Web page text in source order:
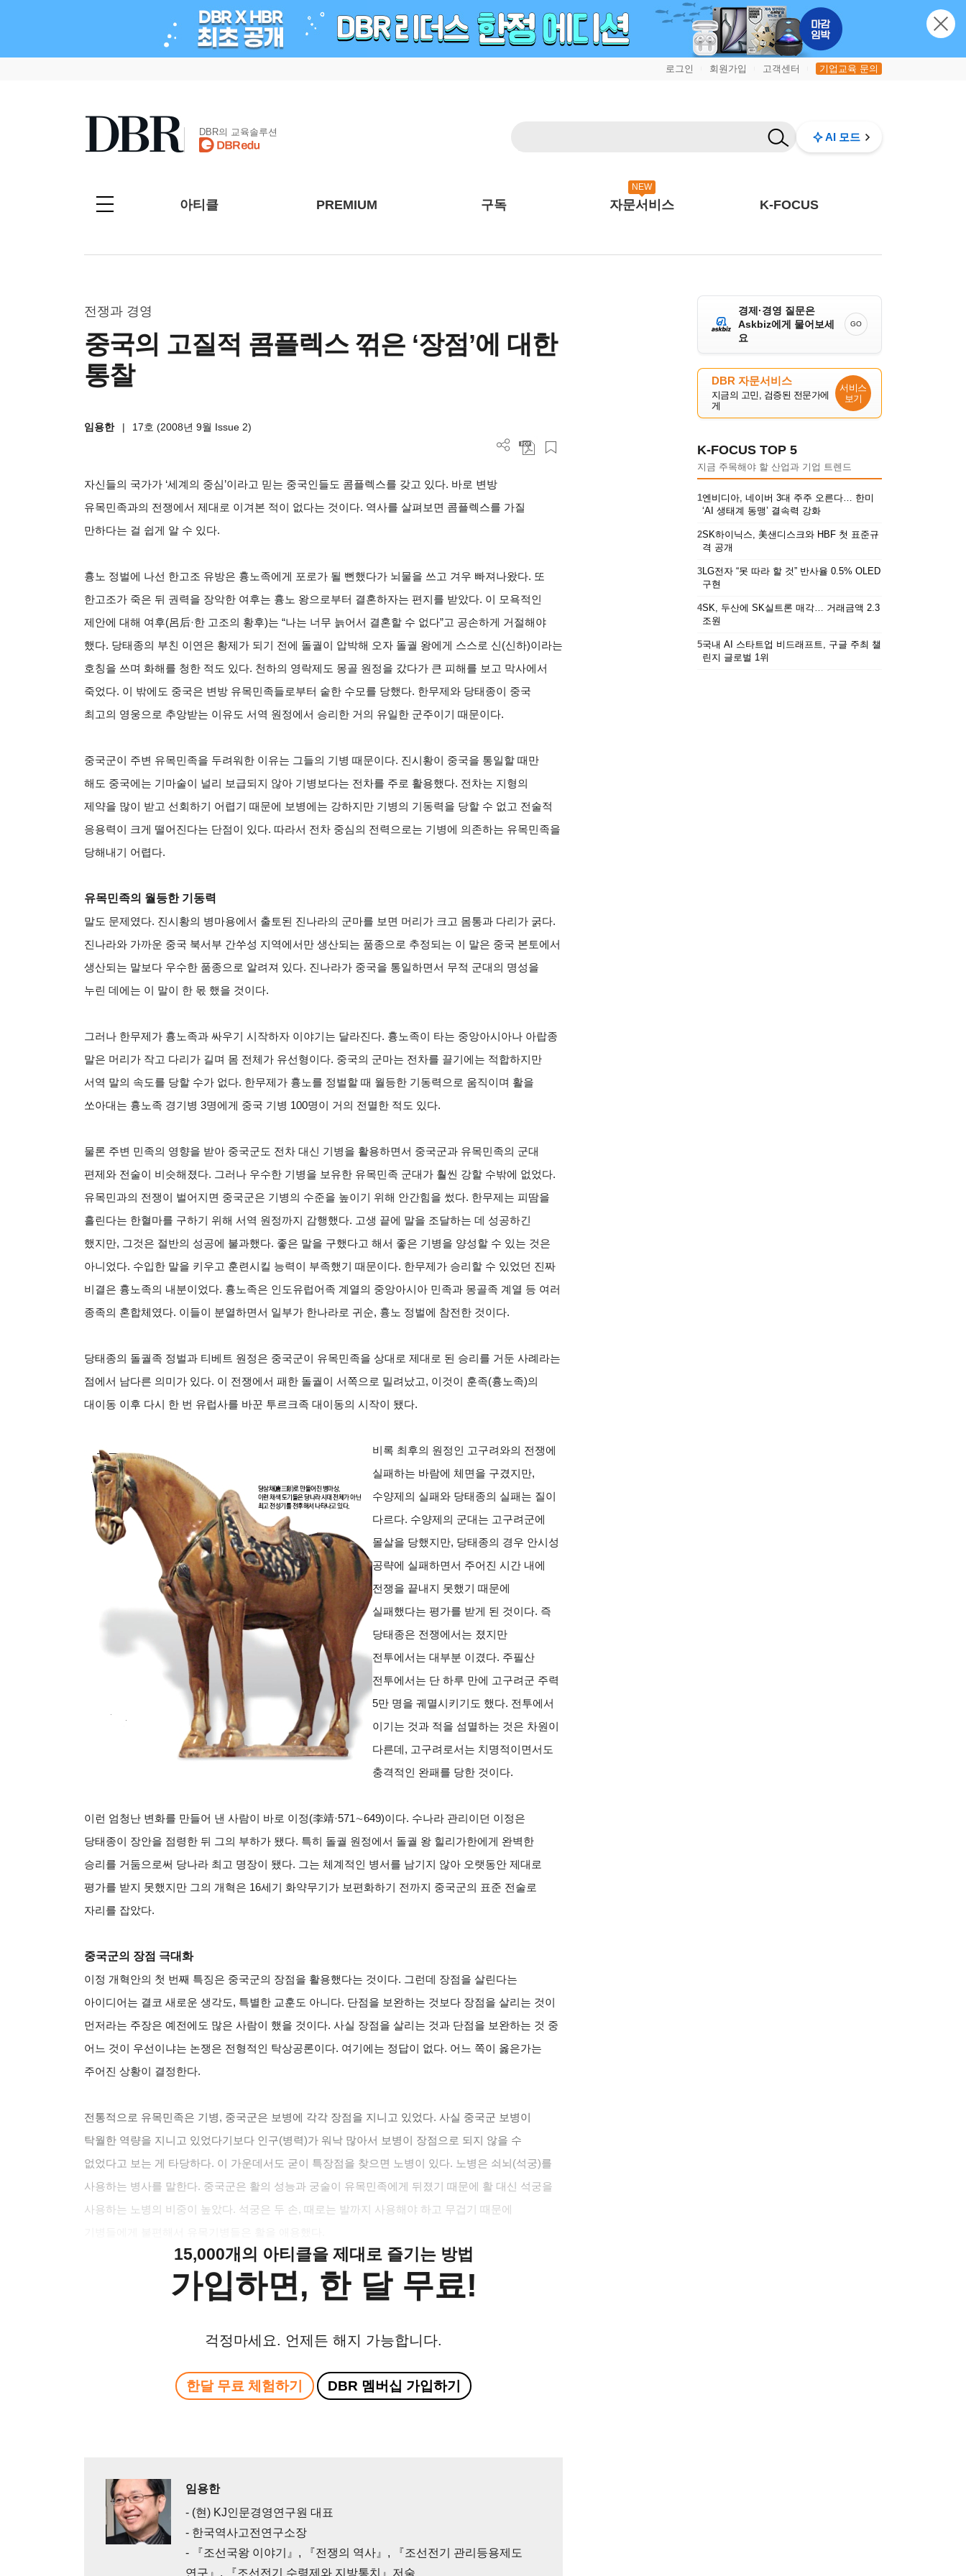
로그인 회원가입 고객센터 기업교육 문의
DBR의 교육솔루션 AI 모드
아티클 PREMIUM 구독
NEW
자문서비스 K-FOCUS
전쟁과 경영
중국의 고질적 콤플렉스 꺾은 ‘장점’에 대한
통찰
임용한 | 17호 (2008년 9월 Issue 2)
자신들의 국가가 ‘세계의 중심’이라고 믿는 중국인들도 콤플렉스를 갖고 있다. 바로 변방
유목민족과의 전쟁에서 제대로 이겨본 적이 없다는 것이다. 역사를 살펴보면 콤플렉스를 가질
만하다는 걸 쉽게 알 수 있다.
흉노 정벌에 나선 한고조 유방은 흉노족에게 포로가 될 뻔했다가 뇌물을 쓰고 겨우 빠져나왔다. 또
한고조가 죽은 뒤 권력을 장악한 여후는 흉노 왕으로부터 결혼하자는 편지를 받았다. 이 모욕적인
제안에 대해 여후(呂后·한 고조의 황후)는 “나는 너무 늙어서 결혼할 수 없다”고 공손하게 거절해야
했다. 당태종의 부친 이연은 황제가 되기 전에 돌궐이 압박해 오자 돌궐 왕에게 스스로 신(신하)이라는
호칭을 쓰며 화해를 청한 적도 있다. 천하의 영락제도 몽골 원정을 갔다가 큰 피해를 보고 막사에서
죽었다. 이 밖에도 중국은 변방 유목민족들로부터 숱한 수모를 당했다. 한무제와 당태종이 중국
최고의 영웅으로 추앙받는 이유도 서역 원정에서 승리한 거의 유일한 군주이기 때문이다.
중국군이 주변 유목민족을 두려워한 이유는 그들의 기병 때문이다. 진시황이 중국을 통일할 때만
해도 중국에는 기마술이 널리 보급되지 않아 기병보다는 전차를 주로 활용했다. 전차는 지형의
제약을 많이 받고 선회하기 어렵기 때문에 보병에는 강하지만 기병의 기동력을 당할 수 없고 전술적
응용력이 크게 떨어진다는 단점이 있다. 따라서 전차 중심의 전력으로는 기병에 의존하는 유목민족을
당해내기 어렵다.
유목민족의 월등한 기동력
말도 문제였다. 진시황의 병마용에서 출토된 진나라의 군마를 보면 머리가 크고 몸통과 다리가 굵다.
진나라와 가까운 중국 북서부 간쑤성 지역에서만 생산되는 품종으로 추정되는 이 말은 중국 본토에서
생산되는 말보다 우수한 품종으로 알려져 있다. 진나라가 중국을 통일하면서 무적 군대의 명성을
누린 데에는 이 말이 한 몫 했을 것이다.
그러나 한무제가 흉노족과 싸우기 시작하자 이야기는 달라진다. 흉노족이 타는 중앙아시아나 아랍종
말은 머리가 작고 다리가 길며 몸 전체가 유선형이다. 중국의 군마는 전차를 끌기에는 적합하지만
서역 말의 속도를 당할 수가 없다. 한무제가 흉노를 정벌할 때 월등한 기동력으로 움직이며 활을
쏘아대는 흉노족 경기병 3명에게 중국 기병 100명이 거의 전멸한 적도 있다.
물론 주변 민족의 영향을 받아 중국군도 전차 대신 기병을 활용하면서 중국군과 유목민족의 군대
편제와 전술이 비슷해졌다. 그러나 우수한 기병을 보유한 유목민족 군대가 훨씬 강할 수밖에 없었다.
유목민과의 전쟁이 벌어지면 중국군은 기병의 수준을 높이기 위해 안간힘을 썼다. 한무제는 피땀을
흘린다는 한혈마를 구하기 위해 서역 원정까지 감행했다. 고생 끝에 말을 조달하는 데 성공하긴
했지만, 그것은 절반의 성공에 불과했다. 좋은 말을 구했다고 해서 좋은 기병을 양성할 수 있는 것은
아니었다. 수입한 말을 키우고 훈련시킬 능력이 부족했기 때문이다. 한무제가 승리할 수 있었던 진짜
비결은 흉노족의 내분이었다. 흉노족은 인도유럽어족 계열의 중앙아시아 민족과 몽골족 계열 등 여러
종족의 혼합체였다. 이들이 분열하면서 일부가 한나라로 귀순, 흉노 정벌에 참전한 것이다.
당태종의 돌궐족 정벌과 티베트 원정은 중국군이 유목민족을 상대로 제대로 된 승리를 거둔 사례라는
점에서 남다른 의미가 있다. 이 전쟁에서 패한 돌궐이 서쪽으로 밀려났고, 이것이 훈족(흉노족)의
대이동 이후 다시 한 번 유럽사를 바꾼 투르크족 대이동의 시작이 됐다.
비록 최후의 원정인 고구려와의 전쟁에
실패하는 바람에 체면을 구겼지만,
수양제의 실패와 당태종의 실패는 질이
다르다. 수양제의 군대는 고구려군에
몰살을 당했지만, 당태종의 경우 안시성
공략에 실패하면서 주어진 시간 내에
전쟁을 끝내지 못했기 때문에
실패했다는 평가를 받게 된 것이다. 즉
당태종은 전쟁에서는 졌지만
전투에서는 대부분 이겼다. 주필산
전투에서는 단 하루 만에 고구려군 주력
5만 명을 궤멸시키기도 했다. 전투에서
이기는 것과 적을 섬멸하는 것은 차원이
다른데, 고구려로서는 치명적이면서도
충격적인 완패를 당한 것이다.
이런 엄청난 변화를 만들어 낸 사람이 바로 이정(李靖·571∼649)이다. 수나라 관리이던 이정은
당태종이 장안을 점령한 뒤 그의 부하가 됐다. 특히 돌궐 원정에서 돌궐 왕 힐리가한에게 완벽한
승리를 거둠으로써 당나라 최고 명장이 됐다. 그는 체계적인 병서를 남기지 않아 오랫동안 제대로
평가를 받지 못했지만 그의 개혁은 16세기 화약무기가 보편화하기 전까지 중국군의 표준 전술로
자리를 잡았다.
중국군의 장점 극대화
이정 개혁안의 첫 번째 특징은 중국군의 장점을 활용했다는 것이다. 그런데 장점을 살린다는
아이디어는 결코 새로운 생각도, 특별한 교훈도 아니다. 단점을 보완하는 것보다 장점을 살리는 것이
먼저라는 주장은 예전에도 많은 사람이 했을 것이다. 사실 장점을 살리는 것과 단점을 보완하는 것 중
어느 것이 우선이냐는 논쟁은 전형적인 탁상공론이다. 여기에는 정답이 없다. 어느 쪽이 옳은가는
주어진 상황이 결정한다.
전통적으로 유목민족은 기병, 중국군은 보병에 각각 장점을 지니고 있었다. 사실 중국군 보병이
탁월한 역량을 지니고 있었다기보다 인구(병력)가 워낙 많아서 보병이 장점으로 되지 않을 수
없었다고 보는 게 타당하다. 이 가운데서도 굳이 특장점을 찾으면 노병이 있다. 노병은 쇠뇌(석궁)를
사용하는 병사를 말한다. 중국군은 활의 성능과 궁술이 유목민족에게 뒤졌기 때문에 활 대신 석궁을
사용하는 노병의 비중이 높았다. 석궁은 두 손, 때로는 발까지 사용해야 하고 무겁기 때문에
15,000개의 아티클을 제대로 즐기는 방법
가입하면, 한 달 무료!
걱정마세요. 언제든 해지 가능합니다.
한달 무료 체험하기 DBR 멤버십 가입하기
임용한
- (현) KJ인문경영연구원 대표
- 한국역사고전연구소장
- 『조선국왕 이야기』, 『전쟁의 역사』, 『조선전기 관리등용제도
연구』, 『조선전기 수령제와 지방통치』저술
경제·경영 질문은
Askbiz에게 물어보세
요
GO
DBR 자문서비스
지금의 고민, 검증된 전문가에
게
서비스
보기
K-FOCUS TOP 5
지금 주목해야 할 산업과 기업 트렌드
1엔비디아, 네이버 3대 주주 오른다… 한미
‘AI 생태계 동맹’ 결속력 강화
2SK하이닉스, 美샌디스크와 HBF 첫 표준규
격 공개
3LG전자 “못 따라 할 것” 반사율 0.5% OLED
구현
4SK, 두산에 SK실트론 매각… 거래금액 2.3
조원
5국내 AI 스타트업 비드래프트, 구글 주최 챌
린지 글로벌 1위